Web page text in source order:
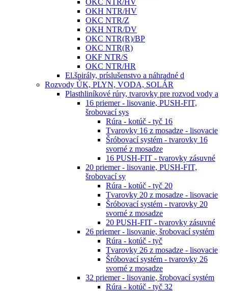
OKC NTR/HV
OKH NTR/HV
OKC NTR/Z
OKH NTR/DV
OKC NTR(R)/BP
OKC NTR(R)
OKF NTR/S
OKC NTR/HR
El.špirály, príslušenstvo a náhradné d
Rozvody ÚK, PLYN, VODA, SOLÁR
Plasthliníkové rúry, tvarovky pre rozvod vody a
16 priemer - lisovanie, PUSH-FIT,
šrobovací sys
Rúra - kotúč - tyč 16
Tvarovky 16 z mosadze - lisovacie
Šróbovací systém - tvarovky 16
svorné z mosadze
16 PUSH-FIT - tvarovky zásuvné
20 priemer - lisovanie, PUSH-FIT,
šrobovací sy
Rúra - kotúč - tyč 20
Tvarovky 20 z mosadze - lisovacie
Šróbovací systém - tvarovky 20
svorné z mosadze
20 PUSH-FIT - tvarovky zásuvné
26 priemer - lisovanie, šrobovací systém
Rúra - kotúč - tyč
Tvarovky 26 z mosadze - lisovacie
Šróbovací systém - tvarovky 26
svorné z mosadze
32 priemer - lisovanie, šrobovací systém
Rúra - kotúč - tyč 32